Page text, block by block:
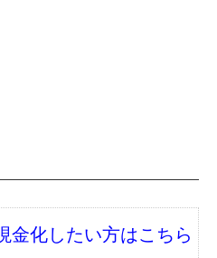
化したい方はこちら